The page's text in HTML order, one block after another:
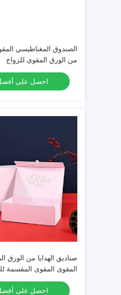
الصندوق المغناطيسي
من الورق المقوى للزواج
احصل على
صناديق الهدايا من الورق
المقوى المقوى المقسمة
المخصصة
احصل على